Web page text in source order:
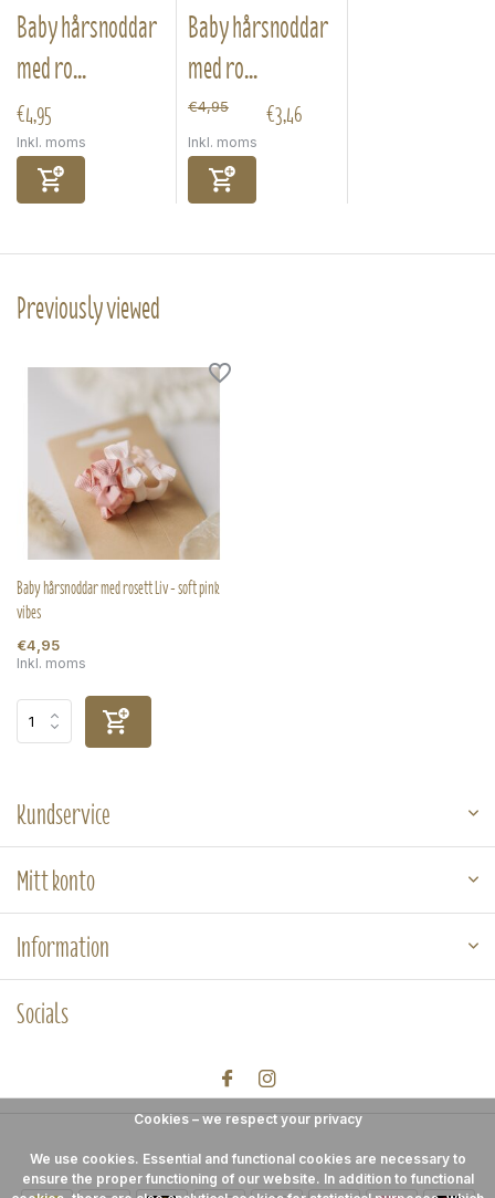
Baby hårsnoddar
med ro...
€4,95
Inkl. moms
Baby hårsnoddar
med ro...
€4,95 €3,46
Inkl. moms
Previously viewed
Baby hårsnoddar med rosett Liv - soft pink
vibes
€4,95
Inkl. moms
Kundservice
Mitt konto
Information
Socials
Cookies – we respect your privacy
We use cookies. Essential and functional cookies are necessary to
ensure the proper functioning of our website. In addition to functional